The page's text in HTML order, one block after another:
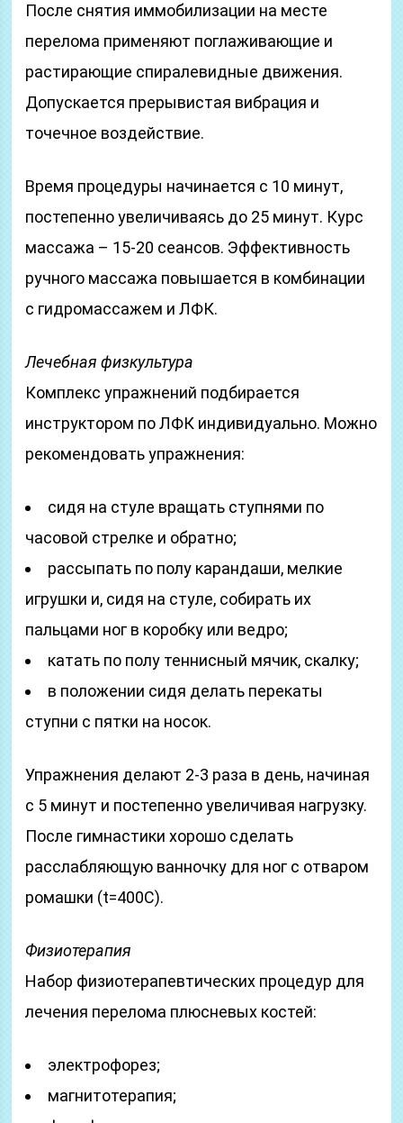
После снятия иммобилизации на месте
перелома применяют поглаживающие и
растирающие спиралевидные движения.
Допускается прерывистая вибрация и
точечное воздействие.
Время процедуры начинается с 10 минут,
постепенно увеличиваясь до 25 минут. Курс
массажа – 15-20 сеансов. Эффективность
ручного массажа повышается в комбинации
с гидромассажем и ЛФК.
Лечебная физкультура
Комплекс упражнений подбирается
инструктором по ЛФК индивидуально. Можно
рекомендовать упражнения:
сидя на стуле вращать ступнями по
часовой стрелке и обратно;
рассыпать по полу карандаши, мелкие
игрушки и, сидя на стуле, собирать их
пальцами ног в коробку или ведро;
катать по полу теннисный мячик, скалку;
в положении сидя делать перекаты
ступни с пятки на носок.
Упражнения делают 2-3 раза в день, начиная
с 5 минут и постепенно увеличивая нагрузку.
После гимнастики хорошо сделать
расслабляющую ванночку для ног с отваром
ромашки (t=400С).
Физиотерапия
Набор физиотерапевтических процедур для
лечения перелома плюсневых костей:
электрофорез;
магнитотерапия;